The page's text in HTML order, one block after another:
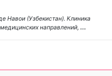
Навои (Узбекистан). Клиника
направлений, ...